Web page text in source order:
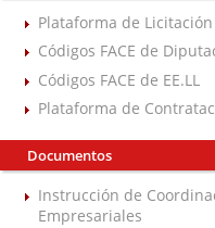
Plataforma de
Códigos FACE de
Códigos FACE de EE.LL
Plataforma de
Documentos
Instrucción de
Empresariales